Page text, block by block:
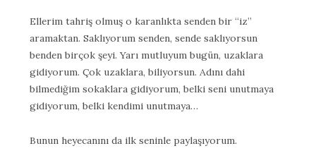
Ellerim tahriş olmuş o karanlıkta senden bir “iz”
aramaktan. Saklıyorum senden, sende saklıyorsun
benden birçok şeyi. Yarı mutluyum bugün, uzaklara
gidiyorum. Çok uzaklara, biliyorsun. Adını dahi
bilmediğim sokaklara gidiyorum, belki seni unutmaya
gidiyorum, belki kendimi unutmaya…
Bunun heyecanını da ilk seninle paylaşıyorum.